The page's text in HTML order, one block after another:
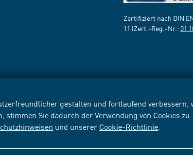
gestalten und fortlaufend verbessern,
stimmen Sie dadurch der Verwendung von Cookies
und unserer Cookie-Richtlinie
Zertifiziert nach DIN
11 (Zert.-Reg.-Nr.: 01